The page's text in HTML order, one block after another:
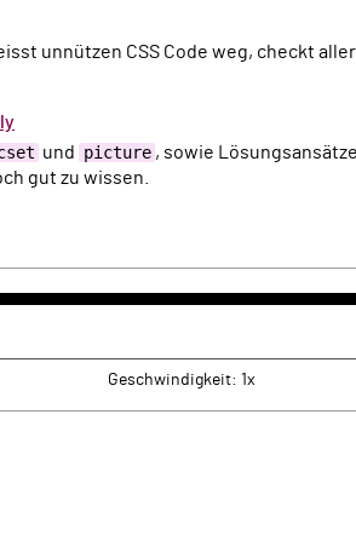
und picture , sowie
gut zu wissen.
Geschwindigkeit: 1x